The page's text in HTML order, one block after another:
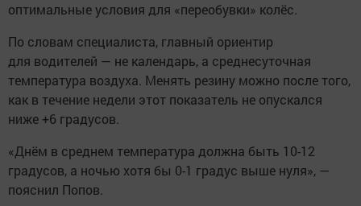
оптимальные условия для «переобувки» колёс.
По словам специалиста, главный ориентир
для водителей — не календарь, а среднесуточная
температура воздуха. Менять резину можно после того,
как в течение недели этот показатель не опускался
ниже +6 градусов.
«Днём в среднем температура должна быть 10-12
градусов, а ночью хотя бы 0-1 градус выше нуля», —
пояснил Попов.